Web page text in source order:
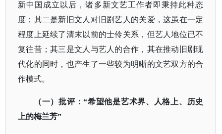
新中国成立以后，诸多新文艺工作者即秉持此种态
度；其二是新旧文人对旧剧艺人的关爱，这虽在一定
程度上延续了清末以前的士伶关系，但艺人地位已不
复往昔；其三是文人与艺人的合作，其在推动旧剧现
代化的同时，也产生了一些较为明晰的文艺双方的合
作模式。
（一）批评：“希望他是艺术界、人格上、历史
上的梅兰芳”